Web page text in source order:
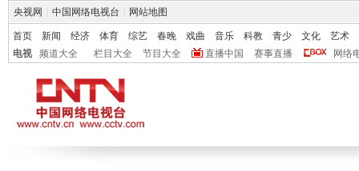
央视网 中国网络电视台 网站地图
首页 新闻 经济 体育 综艺 春晚 戏曲 音乐 科教 青少 文化
艺术
电视
频道大全 栏目大全 节目大全 直播中国 赛事直播 网络